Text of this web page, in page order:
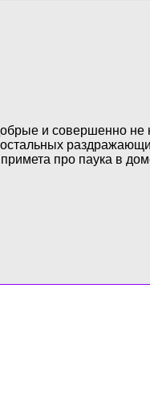
и совершенно не
остальных
про паука в